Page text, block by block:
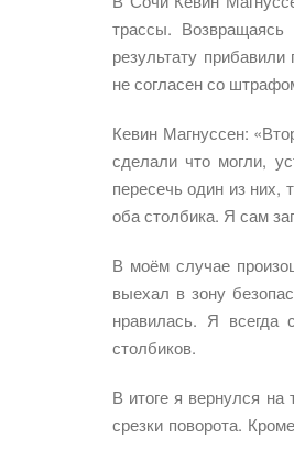
трассы.
результату
не согласен со
Кевин Магнуссен:
сделали что могли,
пересечь один из них,
оба столбика. Я сам
В моём случае
выехал в зону
нравилась. Я всегда
столбиков.
В итоге я вернулся
срезки поворота.